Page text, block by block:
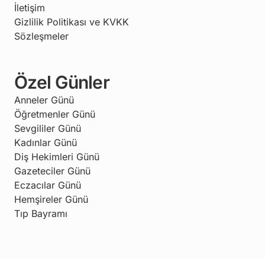
İletişim
Gizlilik Politikası ve KVKK
Sözleşmeler
Özel Günler
Anneler Günü
Öğretmenler Günü
Sevgililer Günü
Kadınlar Günü
Diş Hekimleri Günü
Gazeteciler Günü
Eczacılar Günü
Hemşireler Günü
Tıp Bayramı